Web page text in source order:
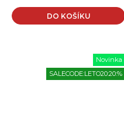
DO KOŠÍKU
Novinka
SALECODE:LETO20:20:%